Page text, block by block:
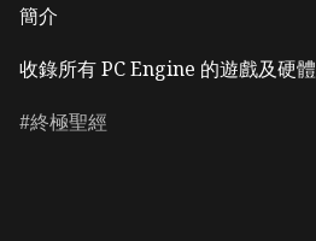
簡介
收錄所有 PC Engine 的遊戲及硬體
終極聖經